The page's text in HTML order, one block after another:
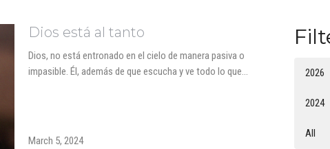
Dios está al tanto
Dios, no está entronado en el cielo de manera pasiva o
impasible. Él, además de que escucha y ve todo lo que...
March 5, 2024
2026
2024
All